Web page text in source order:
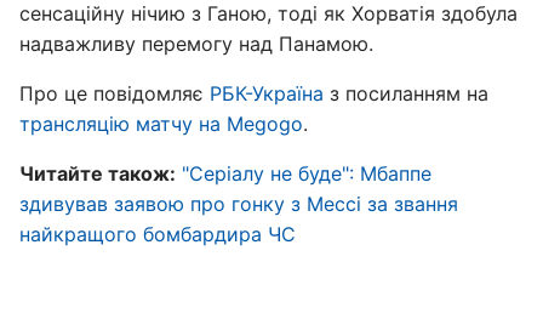
сенсаційну нічию з Ганою, тоді як Хорватія здобула
надважливу перемогу над Панамою.
Про це повідомляє РБК-Україна з посиланням на
трансляцію матчу на Megogo.
Читайте також: "Серіалу не буде": Мбаппе
здивував заявою про гонку з Мессі за звання
найкращого бомбардира ЧС